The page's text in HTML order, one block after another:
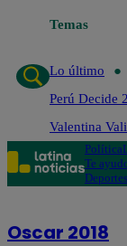
Temas
Lo último
Perú Decide
Valentina
Política
Te
Deportes
Oscar 2018